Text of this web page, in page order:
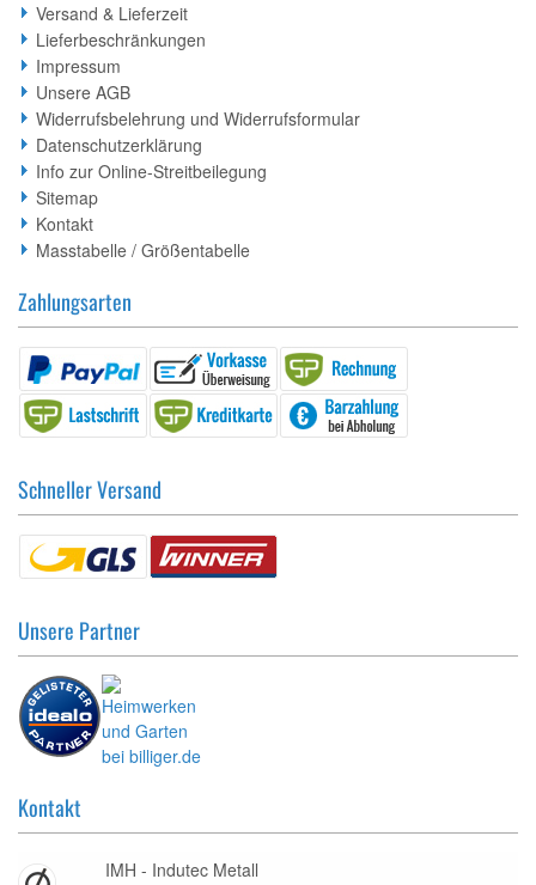
Versand & Lieferzeit
Lieferbeschränkungen
Impressum
Unsere AGB
Widerrufsbelehrung und Widerrufsformular
Datenschutzerklärung
Info zur Online-Streitbeilegung
Sitemap
Kontakt
Masstabelle / Größentabelle
Zahlungsarten
Schneller Versand
Unsere Partner
Kontakt
IMH - Indutec Metall